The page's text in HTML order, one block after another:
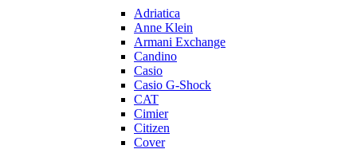
Adriatica
Anne Klein
Armani Exchange
Candino
Casio
Casio G-Shock
CAT
Cimier
Citizen
Cover